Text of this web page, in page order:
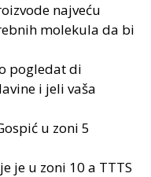
najveću
molekula da bi
pogledat di
i jeli vaša
u zoni 5
je u zoni 10 a TTTS